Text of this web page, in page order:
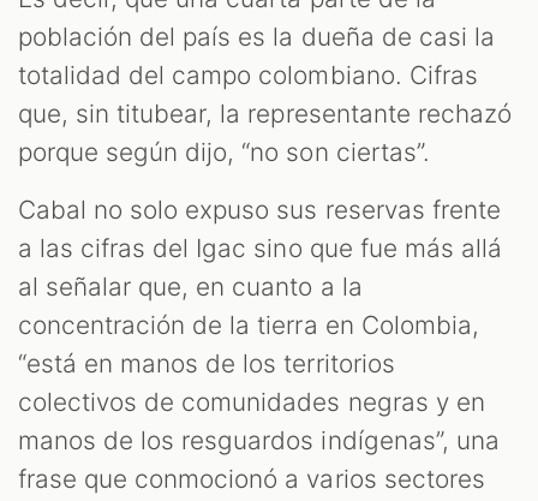
población del país es la dueña de casi la
totalidad del campo colombiano. Cifras
que, sin titubear, la representante rechazó
porque según dijo, “no son ciertas”.
Cabal no solo expuso sus reservas frente
a las cifras del Igac sino que fue más allá
al señalar que, en cuanto a la
concentración de la tierra en Colombia,
“está en manos de los territorios
colectivos de comunidades negras y en
manos de los resguardos indígenas”, una
frase que conmocionó a varios sectores